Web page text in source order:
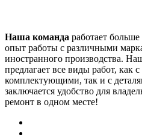
Наша команда работает
опыт работы с различными
иностранного производства.
предлагает все виды работ, как
комплектующими, так и с
заключается удобство для
ремонт в одном месте!